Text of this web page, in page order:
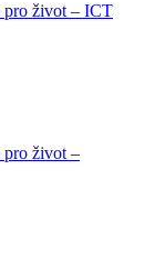
pro život – ICT
pro život –